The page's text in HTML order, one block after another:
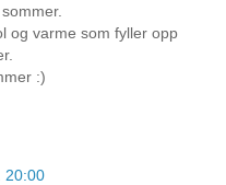
og varme som fyller opp
:)
20:00